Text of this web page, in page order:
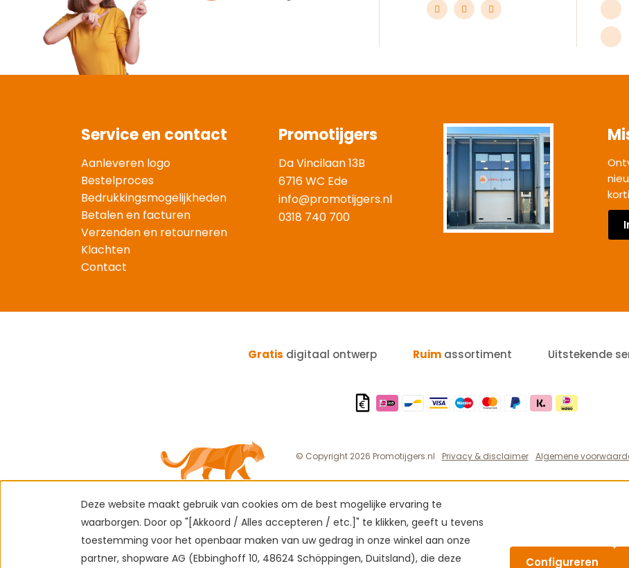
Service en contact
Aanleveren logo
Bestelproces
Bedrukkingsmogelijkheden
Betalen en facturen
Verzenden en retourneren
Klachten
Contact
Promotijgers
Da Vincilaan 13B
6716 WC Ede
info@promotijgers.nl
0318 740 700
Gratis digitaal ontwerp Ruim assortiment Uitstekende
© Copyright 2026 Promotijgers.nl Privacy & disclaimer Algemene
Deze website maakt gebruik van cookies om de best mogelijke ervaring te
waarborgen. Door op "[Akkoord / Alles accepteren / etc.]" te klikken, geeft u tevens
toestemming voor het openbaar maken van uw gedrag in onze winkel aan onze
partner, shopware AG (Ebbinghoff 10, 48624 Schöppingen, Duitsland), die deze
Configureren